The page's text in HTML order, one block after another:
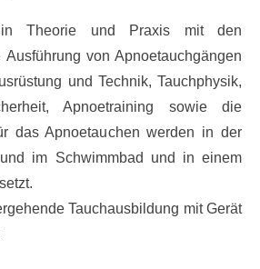
Theorie und Praxis mit den
von Apnoetauchgängen
und Technik, Tauchphysik,
Apnoetraining sowie die
das Apnoetauchen werden in der
im Schwimmbad und in einem
Tauchausbildung mit Gerät